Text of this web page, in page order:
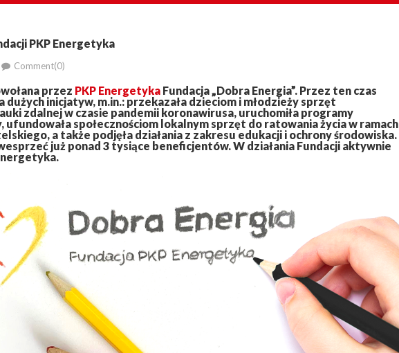
PKP Energetyka
Comment(0)
przez PKP Energetyka Fundacja „Dobra Energia”. Przez ten czas
dużych inicjatyw, m.in.: przekazała dzieciom i młodzieży sprzęt
zdalnej w czasie pandemii koronawirusa, uruchomiła programy
ufundowała społecznościom lokalnym sprzęt do ratowania życia w ramach
a także podjęła działania z zakresu edukacji i ochrony środowiska.
już ponad 3 tysiące beneficjentów. W działania Fundacji aktywnie